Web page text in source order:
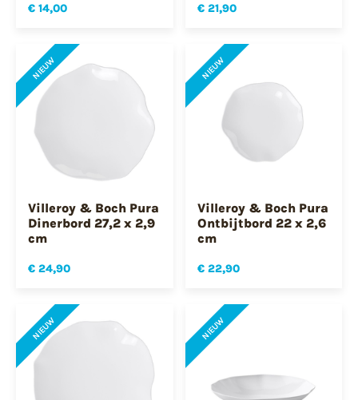
€ 14,00 € 21,90
NIEUW
Villeroy & Boch Pura
Dinerbord 27,2 x 2,9
cm
€ 24,90
NIEUW
Villeroy & Boch Pura
Ontbijtbord 22 x 2,6
cm
€ 22,90
NIEUW NIEUW